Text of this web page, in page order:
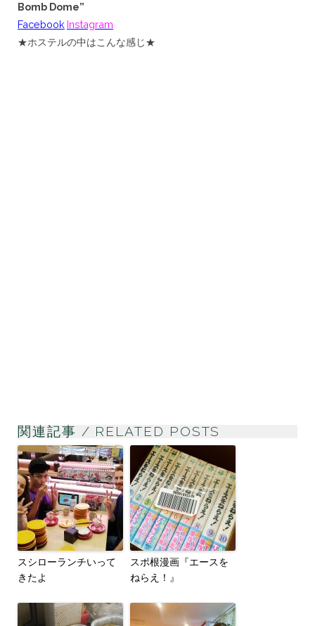
Bomb Dome”
Facebook Instagram
★ホステルの中はこんな感じ★
関連記事 / RELATED POSTS
スシローランチいって
きたよ
スポ根漫画『エースを
ねらえ！』